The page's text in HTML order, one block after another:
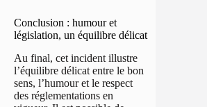
Conclusion : humour et
législation, un équilibre délicat
Au final, cet incident illustre
l’équilibre délicat entre le bon
sens, l’humour et le respect
des réglementations en